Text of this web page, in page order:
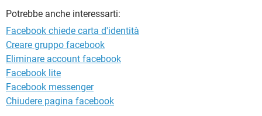
Potrebbe anche interessarti:
Facebook chiede carta d'identità
Creare gruppo facebook
Eliminare account facebook
Facebook lite
Facebook messenger
Chiudere pagina facebook